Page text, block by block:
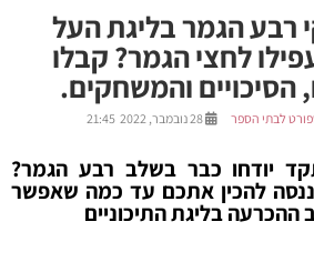
הגמר בליגת העל
לחצי הגמר? קבלו
והמשחקים.
לבתי הספר
יודחו כבר בשלב רבע הגמר?
ננסה להכין אתכם עד כמה שאפשר
בליגת התיכוניים